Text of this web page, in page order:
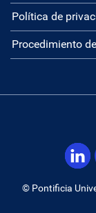
Política de
Procedimiento
© Pontificia